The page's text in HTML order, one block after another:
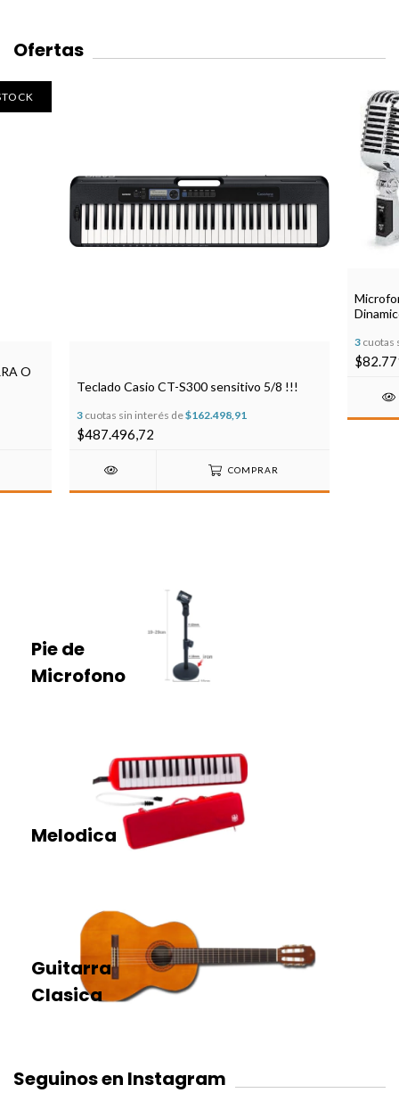
Ofertas
O
Teclado Casio CT-S300 sensitivo 5/8 !!!
3 cuotas sin interés de$162.498,91
$487.496,72
COMPRAR
3 cuotas
Pie de
Microfono
Melodica
Guitarra
Clasica
Seguinos en Instagram